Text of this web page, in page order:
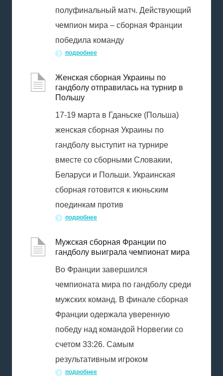
полуфинальный матч. Действующий
чемпион мира – сборная Франции
победила команду
подробнее
Женская сборная Украины по
гандболу отправилась на турнир в
Польшу
17-19 марта в Гданьске (Польша)
женская сборная Украины по
гандболу выступит на турнире
вместе со сборными Словакии,
Беларуси и Польши. Украинская
сборная готовится к июньским
поединкам против
подробнее
Мужская сборная Франции по
гандболу выиграла чемпионат мира
Во Франции завершился
чемпионата мира по гандболу среди
мужских команд. В финале сборная
Франции одержала уверенную
победу над командой Норвегии со
счетом 33:26. Самым
результативным игроком
подробнее